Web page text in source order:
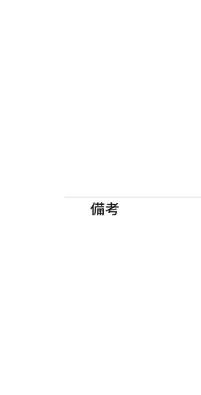
備考